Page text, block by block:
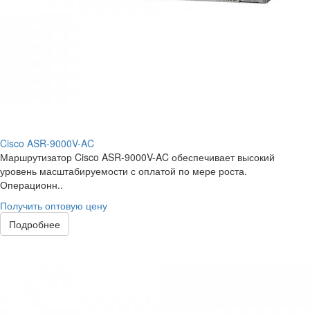
Cisco ASR-9000V-AC
Маршрутизатор Cisco ASR-9000V-AC обеспечивает высокий
уровень масштабируемости с оплатой по мере роста.
Операционн..
Получить оптовую цену
Подробнее